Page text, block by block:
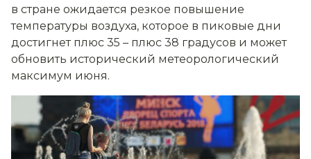
в стране ожидается резкое повышение
температуры воздуха, которое в пиковые дни
достигнет плюс 35 – плюс 38 градусов и может
обновить исторический метеорологический
максимум июня.